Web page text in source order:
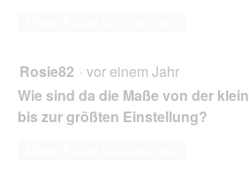
Rosie82 · vor einem Jahr
Wie sind da die Maße von der
bis zur größten Einstellung?